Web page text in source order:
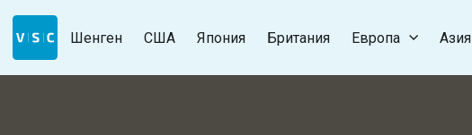
Шенген США Япония Британия Европа Азия